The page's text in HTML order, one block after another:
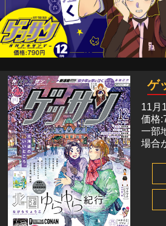
ゲ
11月
価格
一部
場合